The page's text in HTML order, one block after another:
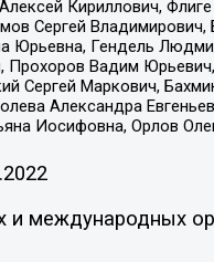
Кириллович,
Сергей Владимирович,
Юрьевна, Гендель
Вадим
Сергей Маркович,
Александра
Иосифовна, Орлов
международных